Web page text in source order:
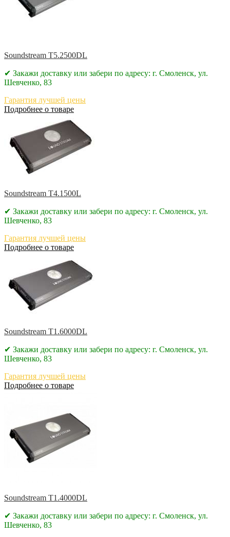
Soundstream T5.2500DL
✔ Закажи доставку или забери по адресу: г. Смоленск, ул.
Шевченко, 83
Гарантия лучшей цены
Подробнее о товаре
Soundstream T4.1500L
✔ Закажи доставку или забери по адресу: г. Смоленск, ул.
Шевченко, 83
Гарантия лучшей цены
Подробнее о товаре
Soundstream T1.6000DL
✔ Закажи доставку или забери по адресу: г. Смоленск, ул.
Шевченко, 83
Гарантия лучшей цены
Подробнее о товаре
Soundstream T1.4000DL
✔ Закажи доставку или забери по адресу: г. Смоленск, ул.
Шевченко, 83